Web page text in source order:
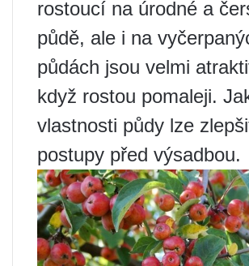
rostoucí na úrodné a
půdě, ale i na
půdách jsou velmi
když rostou pomaleji.
vlastnosti půdy lze
postupy před výsadbou.